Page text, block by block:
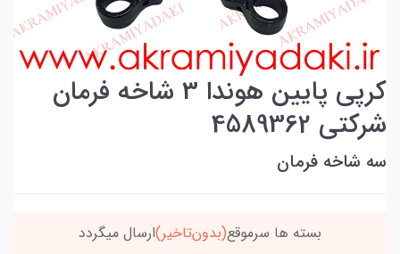
کرپی پایین هوندا 3 شاخه فرمان
شرکتی 4589362
سه شاخه فرمان
بسته ها سرموقع(بدون‌تاخیر)ارسال میگردد